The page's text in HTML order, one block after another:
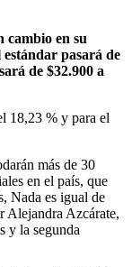
cambio en su
estándar pasará de
de $32.900 a
18,23 % y para el
más de 30
en el país, que
Nada es igual de
Alejandra Azcárate,
y la segunda